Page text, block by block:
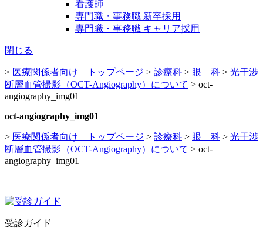
看護師
専門職・事務職 新卒採用
専門職・事務職 キャリア採用
閉じる
> 医療関係者向け トップページ > 診療科 > 眼 科 > 光干渉
断層血管撮影（OCT-Angiography）について > oct-
angiography_img01
oct-angiography_img01
> 医療関係者向け トップページ > 診療科 > 眼 科 > 光干渉
断層血管撮影（OCT-Angiography）について > oct-
angiography_img01
受診ガイド